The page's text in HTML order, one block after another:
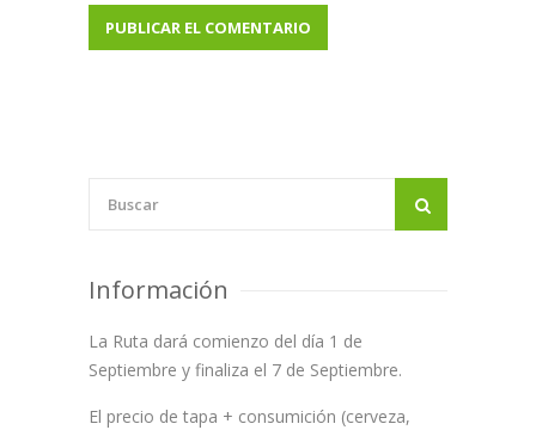
Información
La Ruta dará comienzo del día 1 de
Septiembre y finaliza el 7 de Septiembre.
El precio de tapa + consumición (cerveza,